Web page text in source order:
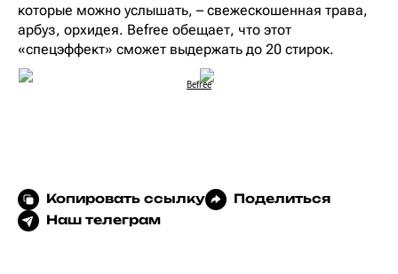
которые можно услышать, – свежескошенная трава,
арбуз, орхидея. Befree обещает, что этот
«спецэффект» сможет выдержать до 20 стирок.
Befree
Копировать ссылку
Поделиться
Наш телеграм